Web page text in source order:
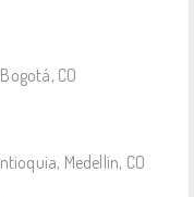
CO
Medellín, CO